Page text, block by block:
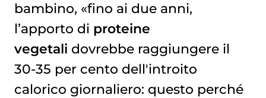
bambino, «fino ai due anni,
l’apporto di proteine
vegetali dovrebbe raggiungere il
30-35 per cento dell'introito
calorico giornaliero: questo perché